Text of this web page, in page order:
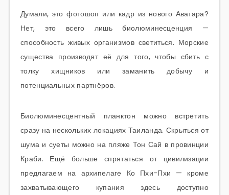
Думали, это фотошоп или кадр из нового Аватара?
Нет, это всего лишь биолюминесценция —
способность живых организмов светиться. Морские
существа производят её для того, чтобы сбить с
толку хищников или заманить добычу и
потенциальных партнёров.
Биолюминесцентный планктон можно встретить
сразу на нескольких локациях Таиланда. Скрыться от
шума и суеты можно на пляже Тон Сай в провинции
Краби. Ещё больше спрятаться от цивилизации
предлагаем на архипелаге Ко Пхи-Пхи — кроме
захватывающего купания здесь доступно